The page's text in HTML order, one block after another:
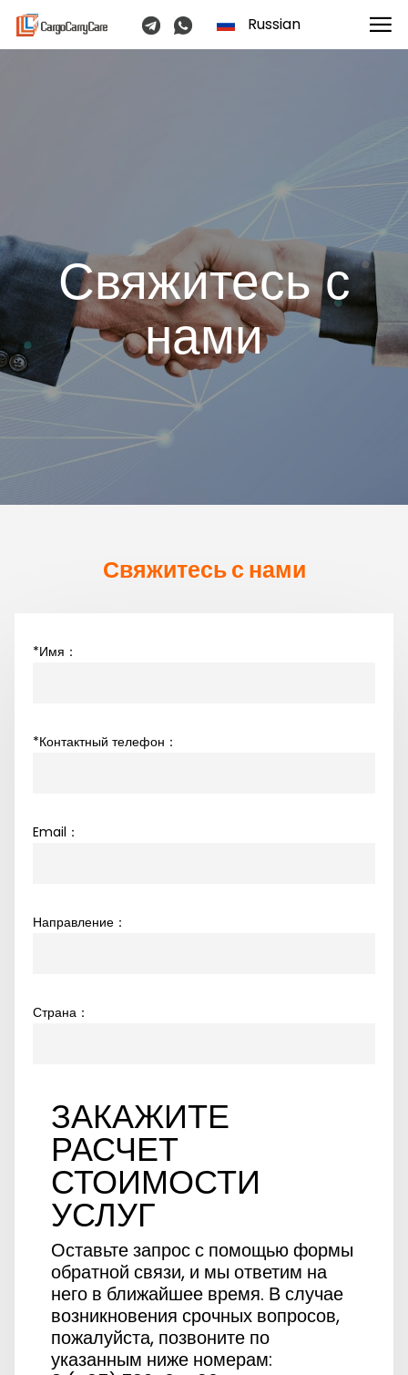
Russian
Свяжитесь с
нами
Свяжитесь с нами
*Имя：
*Контактный телефон：
Email：
Направление：
Страна：
ЗАКАЖИТЕ
РАСЧЕТ
СТОИМОСТИ
УСЛУГ
Оставьте запрос с помощью формы
обратной связи, и мы ответим на
него в ближайшее время. В случае
возникновения срочных вопросов,
пожалуйста, позвоните по
указанным ниже номерам: